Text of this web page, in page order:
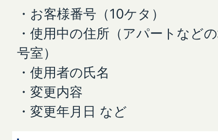
・お客様番号（10ケタ）
・使用中の住所（アパートなど
号室）
・使用者の氏名
・変更内容
・変更年月日 など